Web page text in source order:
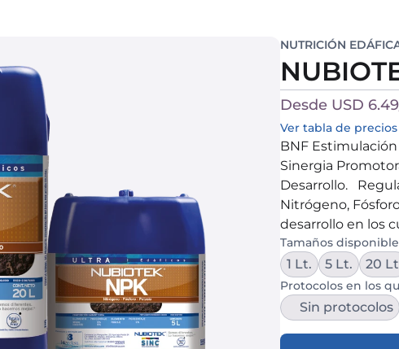
NUTRICIÓN
Desde USD
Ver tabla de precios
BNF Estimulación
Sinergia
Desarrollo.
Nitrógeno,
desarrollo en los
Tamaños
1 Lt. 5 Lt. 20
Protocolos en los
Sin protocolos